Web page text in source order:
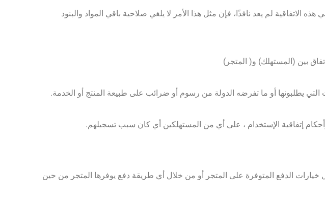
الاتفاقیة لم یعد نافذًا، فإن مثل ھذا الأمر لا يلغي صلاحية باقي المواد والبنود
خيارات الدفع المتوفرة على المتجر أو من خلال أي طريقة دفع يوفرها المتجر من حين